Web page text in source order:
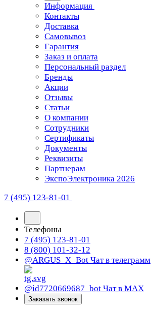
Информация
Контакты
Доставка
Самовывоз
Гарантия
Заказ и оплата
Персональный раздел
Бренды
Акции
Отзывы
Статьи
О компании
Сотрудники
Сертификаты
Документы
Реквизиты
Партнерам
ЭкспоЭлектроника 2026
7 (495) 123-81-01
Телефоны
7 (495) 123-81-01
8 (800) 101-32-12
@ARGUS_X_Bot Чат в телеграмм
@id7720669687_bot Чат в МАХ
Заказать звонок